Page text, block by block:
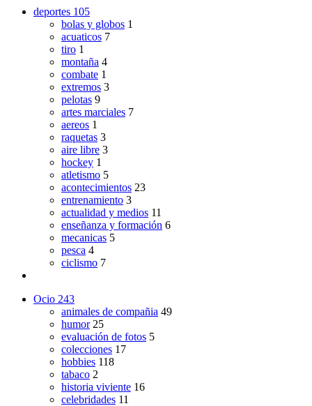
deportes 105
bolas y globos 1
acuaticos 7
tiro 1
montaña 4
combate 1
extremos 3
pelotas 9
artes marciales 7
aereos 1
raquetas 3
aire libre 3
hockey 1
atletismo 5
acontecimientos 23
entrenamiento 3
actualidad y medios 11
enseñanza y formación 6
mecanicas 5
pesca 4
ciclismo 7
Ocio 243
animales de compañia 49
humor 25
evaluación de fotos 5
colecciones 17
hobbies 118
tabaco 2
historia viviente 16
celebridades 11